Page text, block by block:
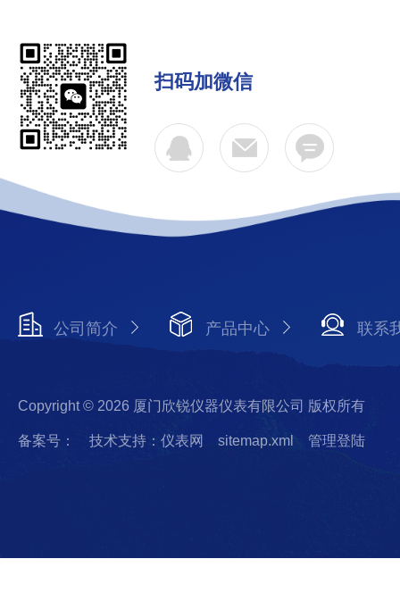
扫码加微信
公司简介 产品中心 联系
Copyright © 2026 厦门欣锐仪器仪表有限公司 版权所有
备案号： 技术支持：仪表网 sitemap.xml 管理登陆